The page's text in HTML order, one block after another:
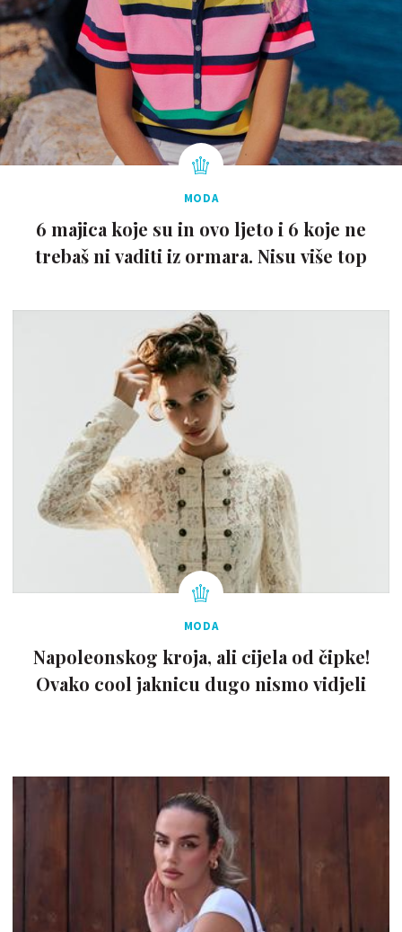
MODA
6 majica koje su in ovo ljeto i 6 koje ne
trebaš ni vaditi iz ormara. Nisu više top
MODA
Napoleonskog kroja, ali cijela od čipke!
Ovako cool jaknicu dugo nismo vidjeli